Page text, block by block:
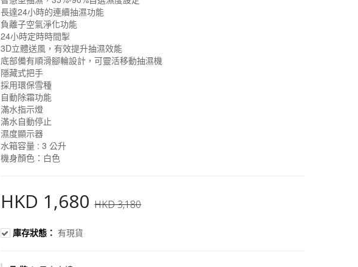
長達24小時的連續抽濕功能
負離子空氣淨化功能
24小時定時時間掣
3D立體送風，有效提升抽濕效能
底部備有順滑腳輪設計，可靈活移動抽濕機
隱藏式把手
採用環保雪種
自動除霜功能
滿水指示燈
滿水自動停止
濕度顯示器
水箱容量 : 3 公升
機身顏色：白色
HKD 1,680HKD 3,180
庫存狀態： 有現貨